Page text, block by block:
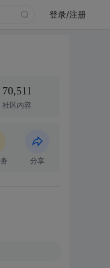
登录/注册
70,511
社区内容
分享